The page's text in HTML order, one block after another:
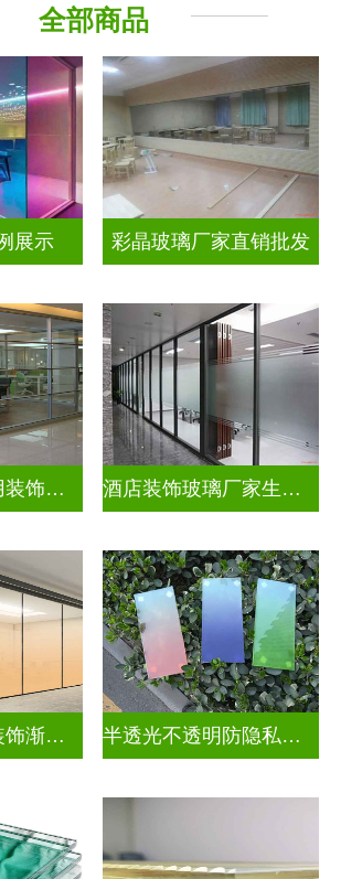
其它玻璃
全部商品
展示 彩晶玻璃厂家直销批发
低反射玻璃家用装饰玻璃 酒店装饰玻璃厂家生产安装
磨砂玻璃隔断装饰渐变玻璃 半透光不透明防隐私渐变装饰玻璃